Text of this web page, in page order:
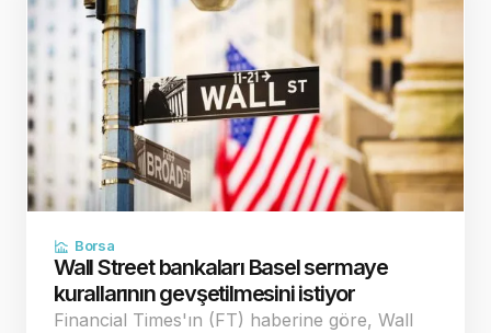
Borsa
Wall Street bankaları Basel sermaye
kurallarının gevşetilmesini istiyor
Financial Times'ın (FT) haberine göre, Wall